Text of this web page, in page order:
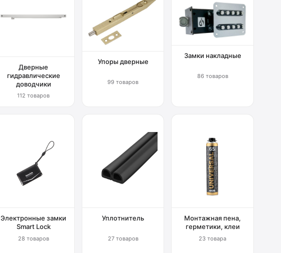
Дверные
гидравлические
доводчики
112 товаров
Упоры дверные
99 товаров
Замки накладные
86 товаров
Электронные замки
Smart Lock
28 товаров
Уплотнитель
27 товаров
Монтажная пена,
герметики, клеи
23 товара